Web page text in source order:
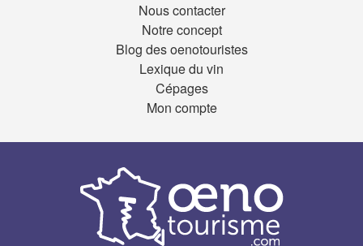
Nous contacter
Notre concept
Blog des oenotouristes
Lexique du vin
Cépages
Mon compte